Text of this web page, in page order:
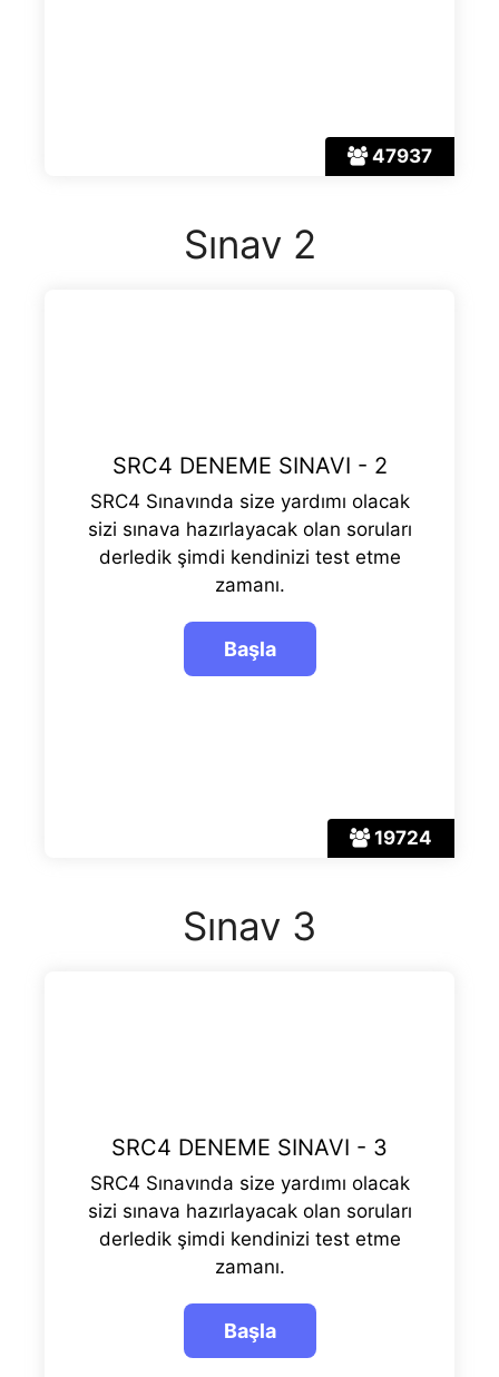
47937
Sınav 2
19724
SRC4 DENEME SINAVI - 2
SRC4 Sınavında size yardımı olacak
sizi sınava hazırlayacak olan soruları
derledik şimdi kendinizi test etme
zamanı.
Sınav 3
SRC4 DENEME SINAVI - 3
SRC4 Sınavında size yardımı olacak
sizi sınava hazırlayacak olan soruları
derledik şimdi kendinizi test etme
zamanı.